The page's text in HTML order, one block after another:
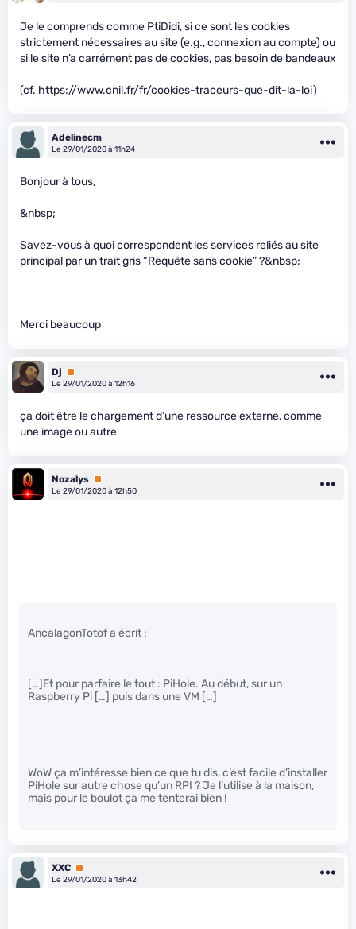
Je le comprends comme PtiDidi, si ce sont les cookies
strictement nécessaires au site (e.g., connexion au compte) ou
si le site n’a carrément pas de cookies, pas besoin de bandeaux
(cf. https://www.cnil.fr/fr/cookies-traceurs-que-dit-la-loi)
Adelinecm
Le 29/01/2020 à 11h24
Bonjour à tous,
&nbsp;
Savez-vous à quoi correspondent les services reliés au site
principal par un trait gris “Requête sans cookie” ?&nbsp;
Merci beaucoup
Dj
Premium
Le 29/01/2020 à 12h16
ça doit être le chargement d’une ressource externe, comme
une image ou autre
Nozalys Premium
Le 29/01/2020 à 12h50
AncalagonTotof a écrit :
[…]Et pour parfaire le tout : PiHole. Au début, sur un
Raspberry Pi […] puis dans une VM […]
WoW ça m’intéresse bien ce que tu dis, c’est facile d’installer
PiHole sur autre chose qu’un RPI ? Je l’utilise à la maison,
mais pour le boulot ça me tenterai bien !
XXC Premium
Le 29/01/2020 à 13h42